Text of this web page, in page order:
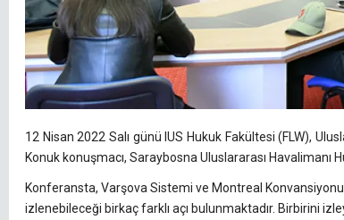
12 Nisan 2022 Salı günü IUS Hukuk Fakültesi (FLW),
Konuk konuşmacı, Saraybosna Uluslararası Havalimanı
Konferansta, Varşova Sistemi ve Montreal
izlenebileceği birkaç farklı açı bulunmaktadır. Birbirini